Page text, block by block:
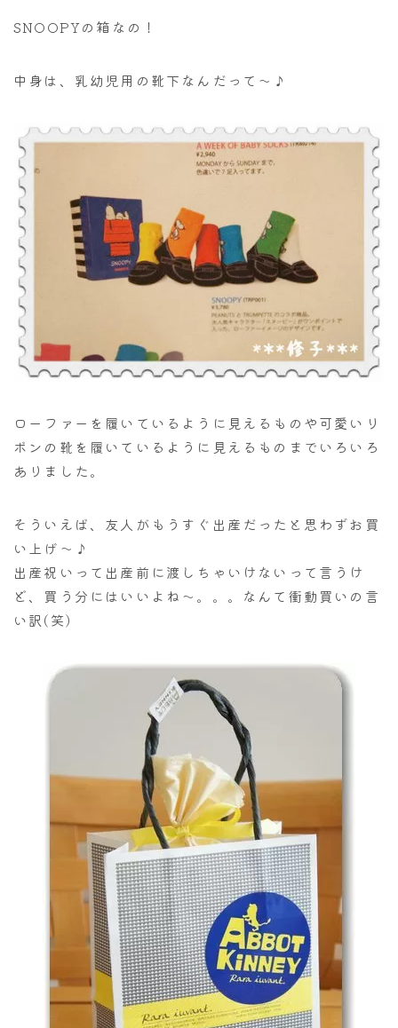
SNOOPYの箱なの！
中身は、乳幼児用の靴下なんだって～♪
ローファーを履いているように見えるものや可愛いリ
ボンの靴を履いているように見えるものまでいろいろ
ありました。
そういえば、友人がもうすぐ出産だったと思わずお買
い上げ～♪
出産祝いって出産前に渡しちゃいけないって言うけ
ど、買う分にはいいよね～。。。なんて衝動買いの言
い訳(笑)